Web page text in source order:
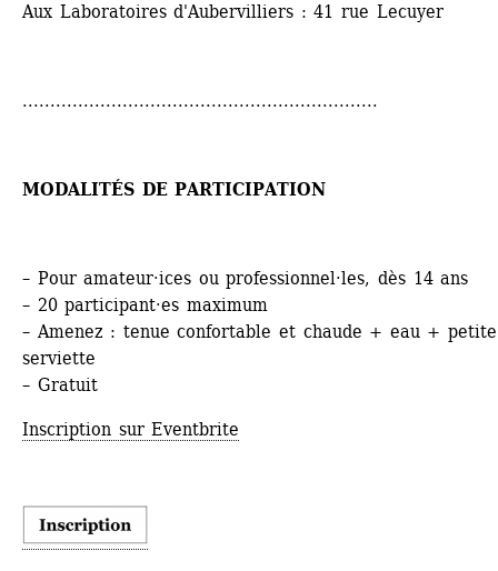
Aux Laboratoires d'Aubervilliers : 41 rue Lecuyer
................................................................
MODALITÉS DE PARTICIPATION
– Pour amateur·ices ou professionnel·les, dès 14 ans
– 20 participant·es maximum
– Amenez : tenue confortable et chaude + eau + petite
serviette
– Gratuit
Inscription sur Eventbrite